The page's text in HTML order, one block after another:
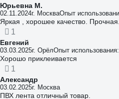
Юрьевна М.
02.11.2024г. МоскваОпыт
Яркая , хорошее качество. Прочная.
1
Евгений
03.03.2025г. ОрёлОпыт
Хорошо приклеивается
1
Александр
03.02.2025г. Москва
ПВХ лента отличный товар.